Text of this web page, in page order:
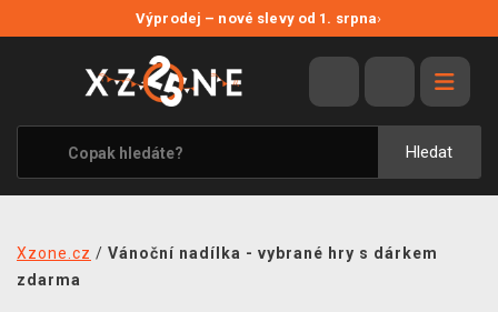
Výprodej – nové slevy od 1. srpna›
Hledat
VÝPRODEJ
VIDEOHRY
XZONE ORIGINALS
TÉMATIKY
MERCHANDISE
Xzone.cz / Vánoční nadílka - vybrané hry s dárkem
zdarma